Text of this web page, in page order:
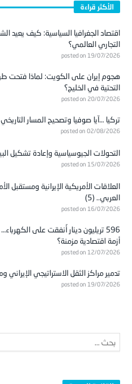
الأكثر قراءة
اقتصاد الجغرافيا السياسية: كيف يعيد
التجاري العالمي؟
posted on 19/07/2026
هجوم إيران على الكويت: لماذا فتحت
التحتية في الخليج؟
posted on 20/07/2026
تركيا …آيا صوفيا وتصحيح المسار التاريخي
posted on 02/08/2026
التحولات الجيوسياسية وإعادة تشكيل
posted on 15/07/2026
العلاقات الأمريكية الإيرانية ومستقبل
العربي.. (5)
posted on 16/07/2026
596 تريليون دينار أُنفقت على
أزمة اقتصادية مزمنة؟
posted on 12/07/2026
تدمير مراكز الثقل الاستراتيجي الإيراني
posted on 19/07/2026